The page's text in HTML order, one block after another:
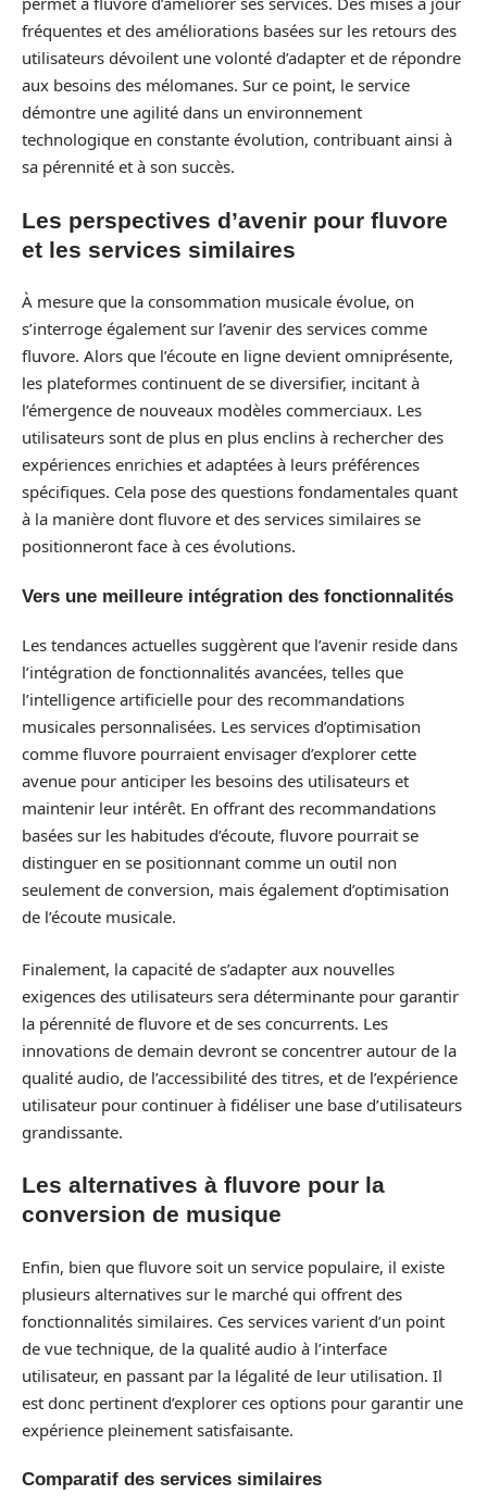
fréquentes et des améliorations basées sur les retours des
utilisateurs dévoilent une volonté d’adapter et de répondre
aux besoins des mélomanes. Sur ce point, le service
démontre une agilité dans un environnement
technologique en constante évolution, contribuant ainsi à
sa pérennité et à son succès.
Les perspectives d’avenir pour fluvore
et les services similaires
À mesure que la consommation musicale évolue, on
s’interroge également sur l’avenir des services comme
fluvore. Alors que l’écoute en ligne devient omniprésente,
les plateformes continuent de se diversifier, incitant à
l’émergence de nouveaux modèles commerciaux. Les
utilisateurs sont de plus en plus enclins à rechercher des
expériences enrichies et adaptées à leurs préférences
spécifiques. Cela pose des questions fondamentales quant
à la manière dont fluvore et des services similaires se
positionneront face à ces évolutions.
Vers une meilleure intégration des fonctionnalités
Les tendances actuelles suggèrent que l’avenir reside dans
l’intégration de fonctionnalités avancées, telles que
l’intelligence artificielle pour des recommandations
musicales personnalisées. Les services d’optimisation
comme fluvore pourraient envisager d’explorer cette
avenue pour anticiper les besoins des utilisateurs et
maintenir leur intérêt. En offrant des recommandations
basées sur les habitudes d’écoute, fluvore pourrait se
distinguer en se positionnant comme un outil non
seulement de conversion, mais également d’optimisation
de l’écoute musicale.
Finalement, la capacité de s’adapter aux nouvelles
exigences des utilisateurs sera déterminante pour garantir
la pérennité de fluvore et de ses concurrents. Les
innovations de demain devront se concentrer autour de la
qualité audio, de l’accessibilité des titres, et de l’expérience
utilisateur pour continuer à fidéliser une base d’utilisateurs
grandissante.
Les alternatives à fluvore pour la
conversion de musique
Enfin, bien que fluvore soit un service populaire, il existe
plusieurs alternatives sur le marché qui offrent des
fonctionnalités similaires. Ces services varient d’un point
de vue technique, de la qualité audio à l’interface
utilisateur, en passant par la légalité de leur utilisation. Il
est donc pertinent d’explorer ces options pour garantir une
expérience pleinement satisfaisante.
Comparatif des services similaires